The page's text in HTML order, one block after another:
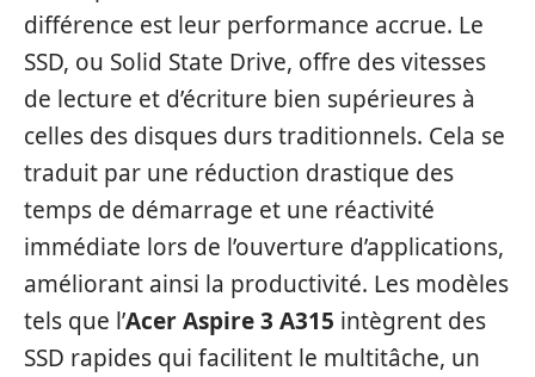
différence est leur performance accrue. Le
SSD, ou Solid State Drive, offre des vitesses
de lecture et d’écriture bien supérieures à
celles des disques durs traditionnels. Cela se
traduit par une réduction drastique des
temps de démarrage et une réactivité
immédiate lors de l’ouverture d’applications,
améliorant ainsi la productivité. Les modèles
tels que l’Acer Aspire 3 A315 intègrent des
SSD rapides qui facilitent le multitâche, un